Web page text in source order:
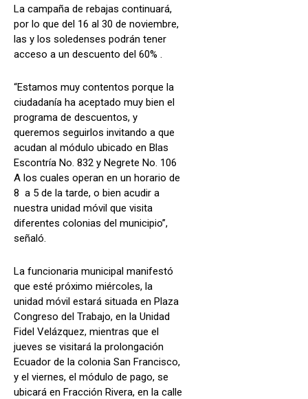
La campaña de rebajas continuará,
por lo que del 16 al 30 de noviembre,
las y los soledenses podrán tener
acceso a un descuento del 60% .
“Estamos muy contentos porque la
ciudadanía ha aceptado muy bien el
programa de descuentos, y
queremos seguirlos invitando a que
acudan al módulo ubicado en Blas
Escontría No. 832 y Negrete No. 106
A los cuales operan en un horario de
8 a 5 de la tarde, o bien acudir a
nuestra unidad móvil que visita
diferentes colonias del municipio”,
señaló.
La funcionaria municipal manifestó
que esté próximo miércoles, la
unidad móvil estará situada en Plaza
Congreso del Trabajo, en la Unidad
Fidel Velázquez, mientras que el
jueves se visitará la prolongación
Ecuador de la colonia San Francisco,
y el viernes, el módulo de pago, se
ubicará en Fracción Rivera, en la calle